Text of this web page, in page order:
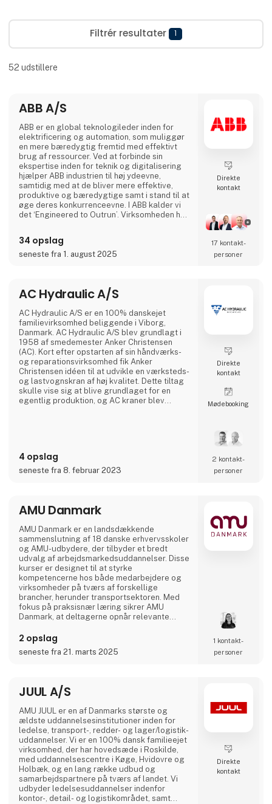
Filtrér resultater 1
52 udstillere
ABB A/S
ABB er en global teknologileder inden for
elektrificering og automation, som muliggør
en mere bæredygtig fremtid med effektivt
brug af ressourcer. Ved at forbinde sin
ekspertise inden for teknik og digitalisering
hjælper ABB industrien til høj ydeevne,
samtidig med at de bliver mere effektive,
produktive og bæredygtige samt i stand til at
øge deres konkurrenceevne. I ABB kalder vi
det ‘Engineered to Outrun’. Virksomheden har
noteret på SIX Swiss Exchange (ABBN) og
Nasdaq Stockholm (ABB). www.abb.com
34 opslag
seneste fra 1. august 2025
Direkte
kontakt
17 kontakt­
personer
AC Hydraulic A/S
AC Hydraulic A/S er en 100% danskejet
familievirksomhed beliggende i Viborg,
Danmark. AC Hydraulic A/S blev grundlagt i
1958 af smedemester Anker Christensen
(AC). Kort efter opstarten af sin håndværks-
og reparationsvirksomhed fik Anker
Christensen idéen til at udvikle en værksteds-
og lastvognskran af høj kvalitet. Dette tiltag
skulle vise sig at blive grundlaget for en
egentlig produktion, og AC kraner blev
AC Group A/S,
4 opslag
seneste fra 8. februar 2023
Direkte
kontakt
Møde­booking
2 kontakt­
personer
AMU Danmark
AMU Danmark er en landsdækkende
sammenslutning af 18 danske erhvervsskoler
og AMU-udbydere, der tilbyder et bredt
udvalg af arbejdsmarkedsuddannelser. Disse
kurser er designet til at styrke
kompetencerne hos både medarbejdere og
virksomheder på tværs af forskellige
brancher, herunder transportsektoren. Med
fokus på praksisnær læring sikrer AMU
Danmark, at deltagerne opnår relevante
aktuelle behov. Gennem et landsdækkende
netværk af uddannelsesinstitutioner arbejder
AMU Danmark målrettet på at fremme
2 opslag
seneste fra 21. marts 2025
1 kontakt­
personer
JUUL A/S
AMU JUUL er en af Danmarks største og
ældste uddannelsesinstitutioner inden for
ledelse, transport-, redder- og lager/logistik-
uddannelser. Vi er en 100% dansk familieejet
virksomhed, der har hovedsæde i Roskilde,
med uddannelsescentre i Køge, Hvidovre og
Holbæk, og en lang række udbud og
samarbejdspartnere på tværs af landet. Vi
udbyder ledelsesuddannelser indenfor
kontor-, detail- og logistikområdet, samt
Direkte
kontakt